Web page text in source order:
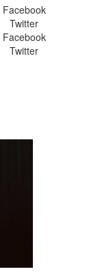
Facebook
Twitter
Facebook
Twitter